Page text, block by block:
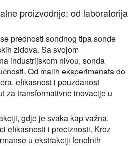
proizvodnje: od laboratorija
prednosti sondnog tipa sonde
zidova. Sa svojom
industrijskom nivou, sonda
Od malih eksperimenata do
efikasnost i pouzdanost
za transformativne inovacije u
gdje je svaka kap važna,
efikasnosti i preciznosti. Kroz
u ekstrakciji fenolnih